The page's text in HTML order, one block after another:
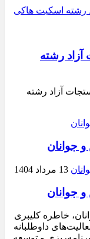
آزاد رشته
آزاد رشته
جوانان
13 مرداد 1404
جوانان
خاطره کلیبری
داوطلبانه